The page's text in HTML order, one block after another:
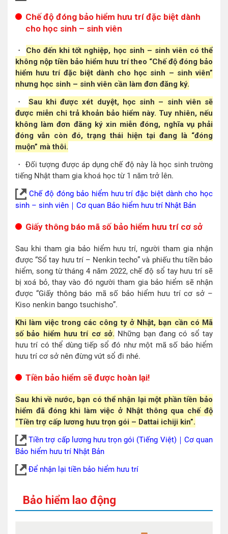
Chế độ đóng bảo hiểm hưu trí đặc biệt dành
cho học sinh – sinh viên
・ Cho đến khi tốt nghiệp, học sinh – sinh viên có thể
không nộp tiền bảo hiểm hưu trí theo “Chế độ đóng bảo
hiểm hưu trí đặc biệt dành cho học sinh – sinh viên”
nhưng học sinh – sinh viên cần làm đơn đăng ký.
・ Sau khi được xét duyệt, học sinh – sinh viên sẽ
được miễn chi trả khoản bảo hiểm này. Tuy nhiên, nếu
không làm đơn đăng ký xin miễn đóng, nghĩa vụ phải
đóng vẫn còn đó, trạng thái hiện tại đang là “đóng
muộn” mà thôi.
・ Đối tượng được áp dụng chế độ này là học sinh trường
tiếng Nhật tham gia khoá học từ 1 năm trở lên.
Chế độ đóng bảo hiểm hưu trí đặc biệt dành cho học
sinh – sinh viên｜Cơ quan Bảo hiểm hưu trí Nhật Bản
Giấy thông báo mã số bảo hiểm hưu trí cơ sở
Sau khi tham gia bảo hiểm hưu trí, người tham gia nhận
được “Sổ tay hưu trí – Nenkin techo” và phiếu thu tiền bảo
hiểm, song từ tháng 4 năm 2022, chế độ sổ tay hưu trí sẽ
bị xoá bỏ, thay vào đó người tham gia bảo hiểm sẽ nhận
được “Giấy thông báo mã số bảo hiểm hưu trí cơ sở –
Kiso nenkin bango tsuchisho”.
Khi làm việc trong các công ty ở Nhật, bạn cần có Mã
số bảo hiểm hưu trí cơ sở. Những bạn đang có sổ tay
hưu trí có thể dùng tiếp sổ đó như một mã số bảo hiểm
hưu trí cơ sở nên đừng vứt sổ đi nhé.
Tiền bảo hiểm sẽ được hoàn lại!
Sau khi về nước, bạn có thể nhận lại một phần tiền bảo
hiểm đã đóng khi làm việc ở Nhật thông qua chế độ
“Tiền trợ cấp lương hưu trọn gói – Dattai ichiji kin”.
Tiền trợ cấp lương hưu trọn gói (Tiếng Việt)｜Cơ quan
Bảo hiểm hưu trí Nhật Bản
Để nhận lại tiền bảo hiểm hưu trí
Bảo hiểm lao động